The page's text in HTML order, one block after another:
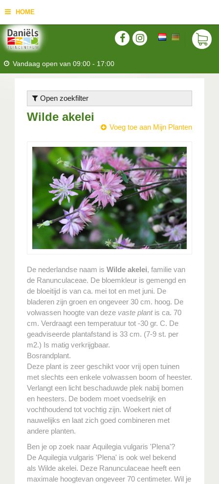
HOME
Vandaag open van 09:00 - 17:00
Open zoekfilter
Wilde akelei
Voeg toe aan Mijn Planten
De nederlandse naam is Wilde akelei, familie van
de Ranunculaceae. De bloemkleur is gemengd en
de bloeitijd is van ca. mei tot en met juni. De
bladeren zijn groen en ongeveer 30 cm. hoog. De
volwassen hoogte van deze vaste plantis ca. 70
cm. Verdraagt een temperatuur tot -30 gr. C. De
geadviseerde plantafstand is 33 cm. (7-9 st. per
m2.) Is matig verkrijgbaar.
Bosrandplant.
Deze plant is zeer geschikt voor vrij open tuinen
met slechts een enkele volwassen boom of heester.
Verlangt een licht beschaduwde plek nabij bomen
en heesters. De bodem moet voedselrijk en
vochthoudend tot vochtig zijn. Woekert niet of
nauwelijks en laat zich goed combineren met
andere planten.
Ben je op zoek naar Aquilegia vulgaris 'Plena'?
De Aquilegia vulgaris 'Plena' is ook wel bekend
als Wilde akelei. Deze Ranunculaceae heeft een
maximale hoogtevan ongeveer 70 centimeter. Wil je